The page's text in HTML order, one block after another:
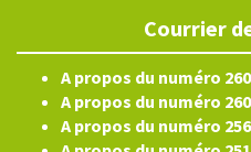
Courrier
A propos du numéro 260
A propos du numéro 260
A propos du numéro 256